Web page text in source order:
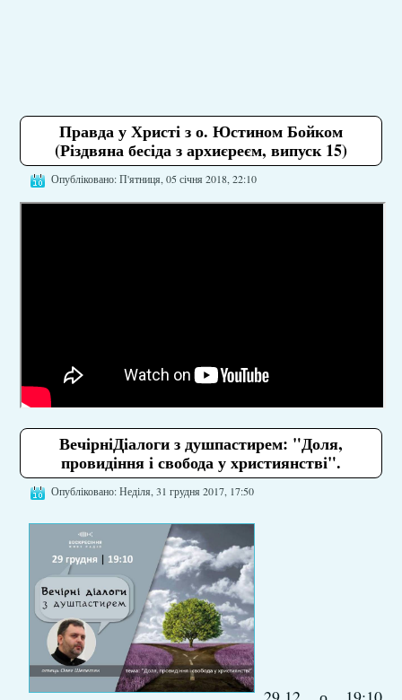
Правда у Христі з о. Юстином Бойком
(Різдвяна бесіда з архиєреєм, випуск 15)
Опубліковано: П'ятниця, 05 січня 2018, 22:10
ВечірніДіалоги з душпастирем: "Доля,
провидіння і свобода у християнстві".
Опубліковано: Неділя, 31 грудня 2017, 17:50
29.12 о 19:10